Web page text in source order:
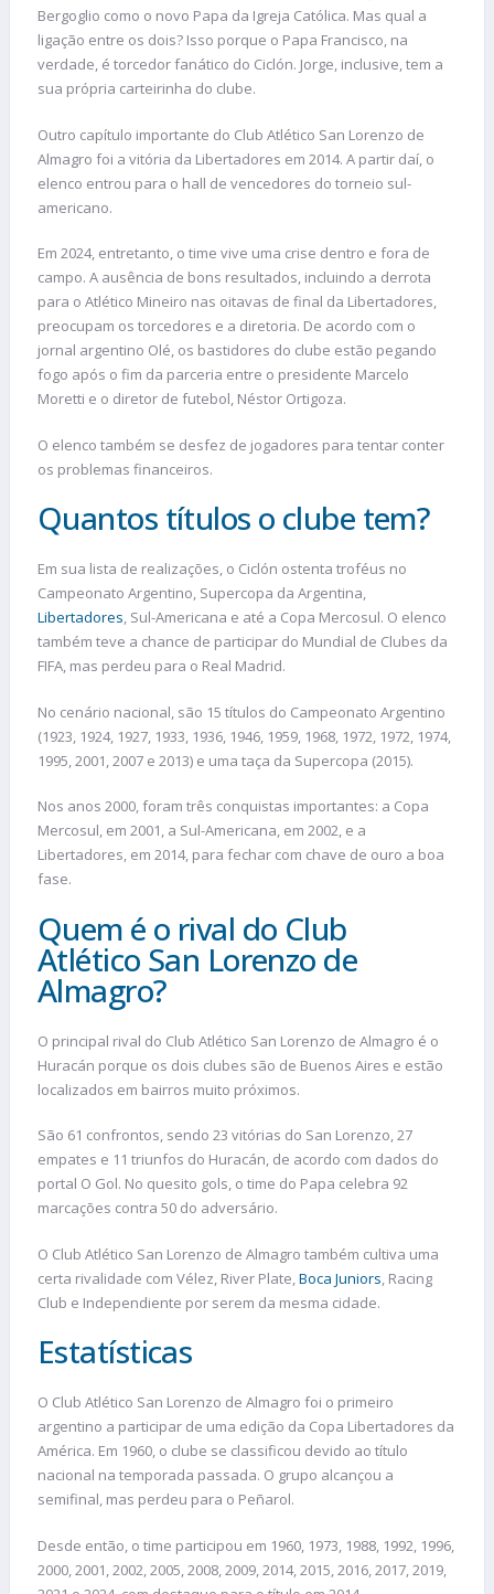
Bergoglio como o novo Papa da Igreja Católica. Mas qual a
ligação entre os dois? Isso porque o Papa Francisco, na
verdade, é torcedor fanático do Ciclón. Jorge, inclusive, tem a
sua própria carteirinha do clube.
Outro capítulo importante do Club Atlético San Lorenzo de
Almagro foi a vitória da Libertadores em 2014. A partir daí, o
elenco entrou para o hall de vencedores do torneio sul-
americano.
Em 2024, entretanto, o time vive uma crise dentro e fora de
campo. A ausência de bons resultados, incluindo a derrota
para o Atlético Mineiro nas oitavas de final da Libertadores,
preocupam os torcedores e a diretoria. De acordo com o
jornal argentino Olé, os bastidores do clube estão pegando
fogo após o fim da parceria entre o presidente Marcelo
Moretti e o diretor de futebol, Néstor Ortigoza.
O elenco também se desfez de jogadores para tentar conter
os problemas financeiros.
Quantos títulos o clube tem?
Em sua lista de realizações, o Ciclón ostenta troféus no
Campeonato Argentino, Supercopa da Argentina,
Libertadores, Sul-Americana e até a Copa Mercosul. O elenco
também teve a chance de participar do Mundial de Clubes da
FIFA, mas perdeu para o Real Madrid.
No cenário nacional, são 15 títulos do Campeonato Argentino
(1923, 1924, 1927, 1933, 1936, 1946, 1959, 1968, 1972, 1972, 1974,
1995, 2001, 2007 e 2013) e uma taça da Supercopa (2015).
Nos anos 2000, foram três conquistas importantes: a Copa
Mercosul, em 2001, a Sul-Americana, em 2002, e a
Libertadores, em 2014, para fechar com chave de ouro a boa
fase.
Quem é o rival do Club
Atlético San Lorenzo de
Almagro?
O principal rival do Club Atlético San Lorenzo de Almagro é o
Huracán porque os dois clubes são de Buenos Aires e estão
localizados em bairros muito próximos.
São 61 confrontos, sendo 23 vitórias do San Lorenzo, 27
empates e 11 triunfos do Huracán, de acordo com dados do
portal O Gol. No quesito gols, o time do Papa celebra 92
marcações contra 50 do adversário.
O Club Atlético San Lorenzo de Almagro também cultiva uma
certa rivalidade com Vélez, River Plate,Boca Juniors, Racing
Club e Independiente por serem da mesma cidade.
Estatísticas
O Club Atlético San Lorenzo de Almagro foi o primeiro
argentino a participar de uma edição da Copa Libertadores da
América. Em 1960, o clube se classificou devido ao título
nacional na temporada passada. O grupo alcançou a
semifinal, mas perdeu para o Peñarol.
Desde então, o time participou em 1960, 1973, 1988, 1992, 1996,
2000, 2001, 2002, 2005, 2008, 2009, 2014, 2015, 2016, 2017, 2019,